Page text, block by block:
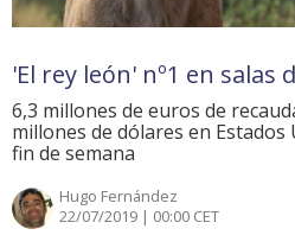
'El rey león' nº1 en salas
6,3 millones de euros de
millones de dólares en
fin de semana
Hugo Fernández
22/07/2019 | 00:00 CET